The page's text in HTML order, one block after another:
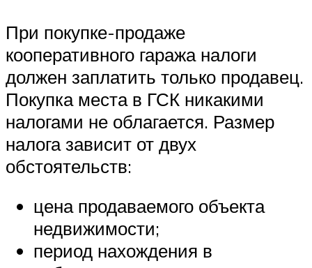
При покупке-продаже
кооперативного гаража налоги
должен заплатить только продавец.
Покупка места в ГСК никакими
налогами не облагается. Размер
налога зависит от двух
обстоятельств:
цена продаваемого объекта
недвижимости;
период нахождения в